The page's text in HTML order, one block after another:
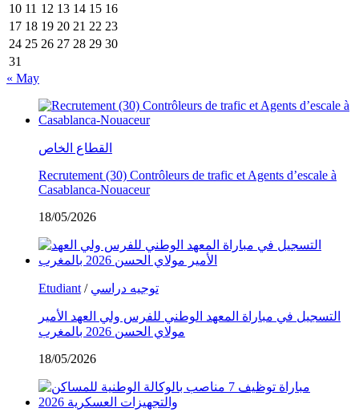
10 11 12 13 14 15 16
17 18 19 20 21 22 23
24 25 26 27 28 29 30
31
« May
القطاع الخاص
Recrutement (30) Contrôleurs de trafic et Agents d’escale à
Casablanca-Nouaceur
18/05/2026
Etudiant / توجيه دراسي
التسجيل في مباراة المعهد الوطني للفرس ولي العهد الأمير
مولاي الحسن 2026 بالمغرب
18/05/2026